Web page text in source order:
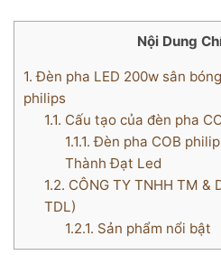
Nội Dung
1. Đèn pha LED 200w sân
philips
1.1. Cấu tạo của đèn pha
1.1.1. Đèn pha COB
Thành Đạt Led
1.2. CÔNG TY TNHH TM &
TDL)
1.2.1. Sản phẩm nổi bật